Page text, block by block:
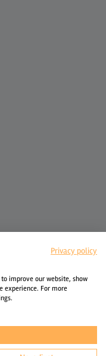
Privacy policy
improve our website, show
experience. For more